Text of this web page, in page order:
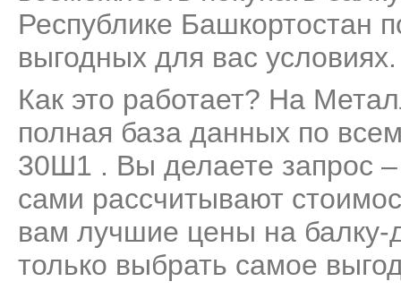
Республике Башкортостан
выгодных для вас условиях.
Как это работает? На
полная база данных по
30Ш1 . Вы делаете запрос
сами рассчитывают
вам лучшие цены на
только выбрать самое